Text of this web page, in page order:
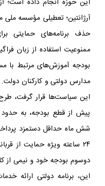
این حوزه انجام داده است؛
آرژانتین؛ تعطیلی مؤسسه
حذف برنامه‌های حمایتی
ممنوعیت استفاده از زبان
بودجه آموزش‌های مرتبط با
مدارس دولتی و کارکنان دولت.
شش ماه حداقل دستمزد
۲۴ ساعته ویژه حمایت از
دوسوم بودجه خود و نیمی از
این، برنامه دولتی ارائه